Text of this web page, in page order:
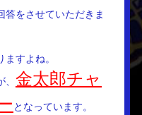
答をさせていただきま
すよね。
金太郎チャ
となっています。